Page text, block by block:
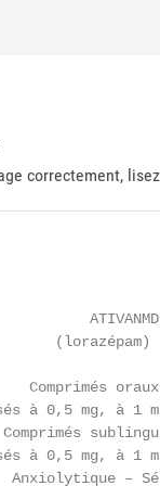
correctement,
ATIVANMD
(lorazépam)
Comprimés oraux
à 0,5 mg, à 1
à 0,5 mg, à 1
Anxiolytique –